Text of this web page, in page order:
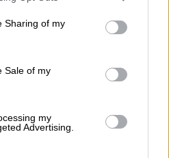
behaviour. You may click to
and its third-party tags to
purposes in below Google
Sharing of my
Sale of my
my
Advertising.